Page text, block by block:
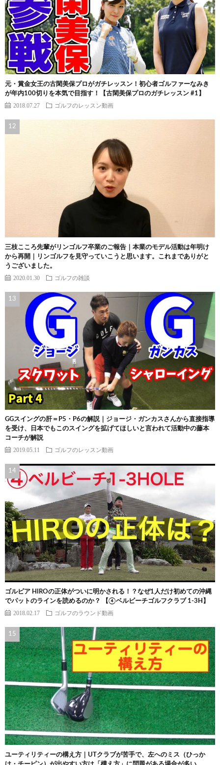
元・賞金女王の古閑美保プロがガチレッスン！初心者ゴルファーなみき
が年内100切りを本気で目指す！【古閑美保プロのガチレッスン #1】
2018.07.27 ゴルフのレッスン動画
三枝こころ先輩がリンゴルフ卒業のご報告｜本業のモデル活動は年明け
から再開｜リンゴルフを見守っていこうと思います。これまでありがと
うございました。
2020.01.30 ゴルフの雑談
GGスイングの肝＝P5・P6の解説｜ジョージ・ガンカスさんから直接指導
を受け、日本でもこのスイングを拡げてほしいと言われて活動中の藤本
コーチが解説
2019.05.11 ゴルフのレッスン動画
ゴルピア HIROの正体がついに明かされる！？なぜ1人だけ初めての沖縄
でパットのラインを読めるのか？ 【④ベルビーチゴルフクラブ 1-3H】
2018.02.17 ゴルフのラウンド動画
ユーティリティーの構え方｜UTクラブが苦手で、左へのミス（ひっか